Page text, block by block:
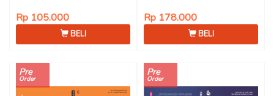
Rp 105.000
BELI
Rp 178.000
BELI
Pre
Order
Pre
Order